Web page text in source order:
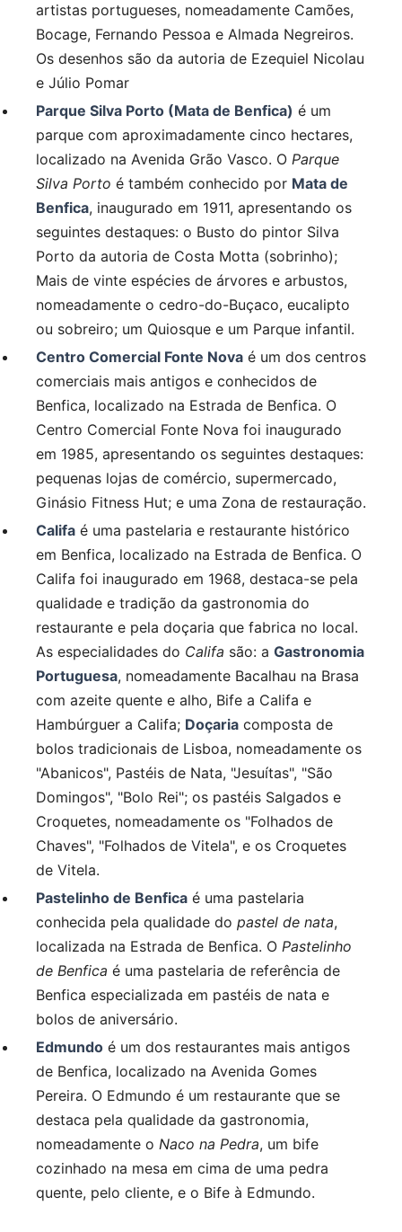
artistas portugueses, nomeadamente Camões,
Bocage, Fernando Pessoa e Almada Negreiros.
Os desenhos são da autoria de Ezequiel Nicolau
e Júlio Pomar
Parque Silva Porto (Mata de Benfica) é um
parque com aproximadamente cinco hectares,
localizado na Avenida Grão Vasco. O Parque
Silva Porto é também conhecido por Mata de
Benfica, inaugurado em 1911, apresentando os
seguintes destaques: o Busto do pintor Silva
Porto da autoria de Costa Motta (sobrinho);
Mais de vinte espécies de árvores e arbustos,
nomeadamente o cedro-do-Buçaco, eucalipto
ou sobreiro; um Quiosque e um Parque infantil.
Centro Comercial Fonte Nova é um dos centros
comerciais mais antigos e conhecidos de
Benfica, localizado na Estrada de Benfica. O
Centro Comercial Fonte Nova foi inaugurado
em 1985, apresentando os seguintes destaques:
pequenas lojas de comércio, supermercado,
Ginásio Fitness Hut; e uma Zona de restauração.
Califa é uma pastelaria e restaurante histórico
em Benfica, localizado na Estrada de Benfica. O
Califa foi inaugurado em 1968, destaca-se pela
qualidade e tradição da gastronomia do
restaurante e pela doçaria que fabrica no local.
As especialidades do Califa são: a Gastronomia
Portuguesa, nomeadamente Bacalhau na Brasa
com azeite quente e alho, Bife a Califa e
Hambúrguer a Califa; Doçaria composta de
bolos tradicionais de Lisboa, nomeadamente os
"Abanicos", Pastéis de Nata, "Jesuítas", "São
Domingos", "Bolo Rei"; os pastéis Salgados e
Croquetes, nomeadamente os "Folhados de
Chaves", "Folhados de Vitela", e os Croquetes
de Vitela.
Pastelinho de Benfica é uma pastelaria
conhecida pela qualidade do pastel de nata,
localizada na Estrada de Benfica. O Pastelinho
de Benfica é uma pastelaria de referência de
Benfica especializada em pastéis de nata e
bolos de aniversário.
Edmundo é um dos restaurantes mais antigos
de Benfica, localizado na Avenida Gomes
Pereira. O Edmundo é um restaurante que se
destaca pela qualidade da gastronomia,
nomeadamente o Naco na Pedra, um bife
cozinhado na mesa em cima de uma pedra
quente, pelo cliente, e o Bife à Edmundo.